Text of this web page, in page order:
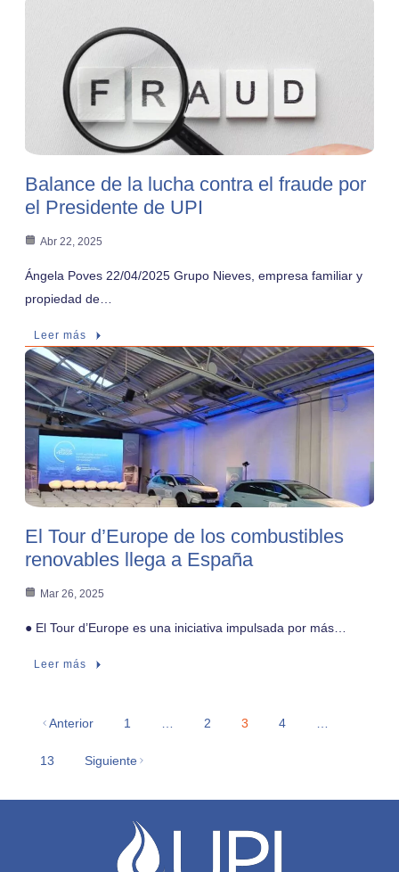
Balance de la lucha contra el fraude por
el Presidente de UPI
Abr 22, 2025
Ángela Poves 22/04/2025 Grupo Nieves, empresa familiar y
propiedad de…
Leer más
El Tour d’Europe de los combustibles
renovables llega a España
Mar 26, 2025
● El Tour d’Europe es una iniciativa impulsada por más…
Leer más
Anterior 1 2 3 4
13 Siguiente